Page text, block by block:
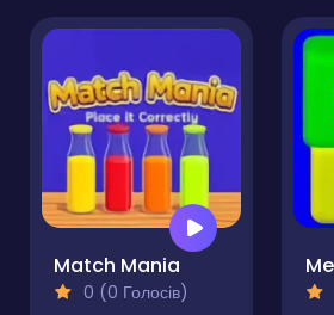
Match Mania
0 (0 Голосів)